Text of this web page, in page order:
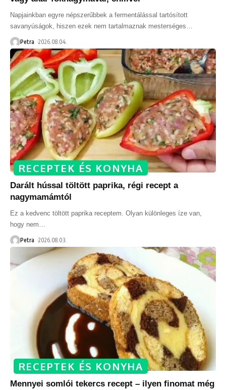
Napjainkban egyre népszerűbbek a fermentálással tartósított
savanyúságok, hiszen ezek nem tartalmaznak mesterséges…
Petra 2026.08.04.
RECEPTEK ÉS KONYHA
Darált hússal töltött paprika, régi recept a
nagymamámtól
Ez a kedvenc töltött paprika receptem. Olyan különleges íze van,
hogy nem…
Petra 2026.08.03.
RECEPTEK ÉS KONYHA
Mennyei somlói tekercs recept – ilyen finomat még